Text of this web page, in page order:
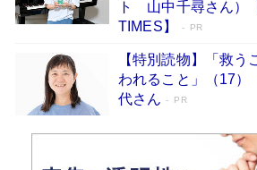
ト 山中千尋さん）
TIMES】
PR
【特別読物】「救う
われること」（17
代さん
PR